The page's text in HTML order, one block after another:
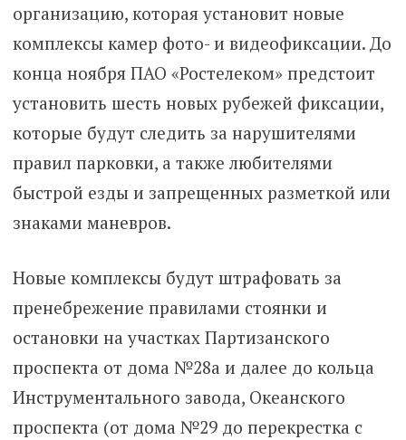
организацию, которая установит новые
комплексы камер фото- и видеофиксации. До
конца ноября ПАО «Ростелеком» предстоит
установить шесть новых рубежей фиксации,
которые будут следить за нарушителями
правил парковки, а также любителями
быстрой езды и запрещенных разметкой или
знаками маневров.
Новые комплексы будут штрафовать за
пренебрежение правилами стоянки и
остановки на участках Партизанского
проспекта от дома №28а и далее до кольца
Инструментального завода, Океанского
проспекта (от дома №29 до перекрестка с